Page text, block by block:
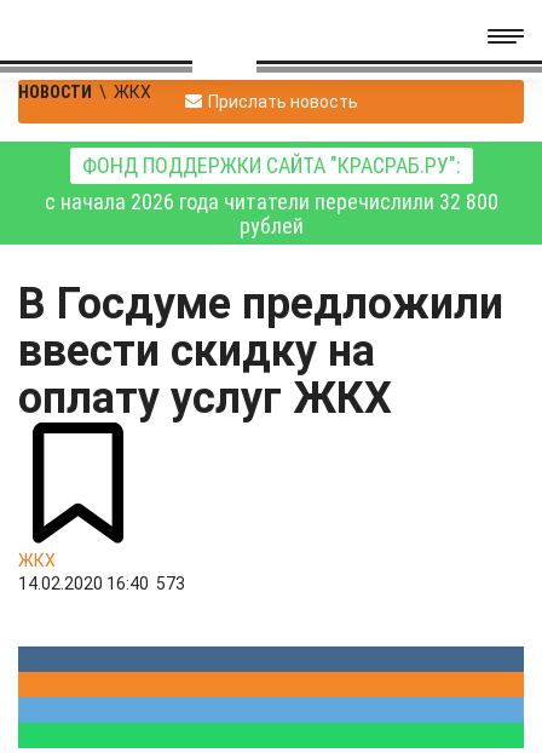
НОВОСТИ \ ЖКХ Прислать новость
ФОНД ПОДДЕРЖКИ САЙТА "КРАСРАБ.РУ":
с начала 2026 года читатели перечислили 32 800
рублей
В Госдуме предложили
ввести скидку на
оплату услуг ЖКХ
ЖКХ
14.02.2020 16:40 573